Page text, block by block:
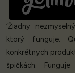
‘Žiadny
ktorý funguje.
konkrétnych
špičkách.